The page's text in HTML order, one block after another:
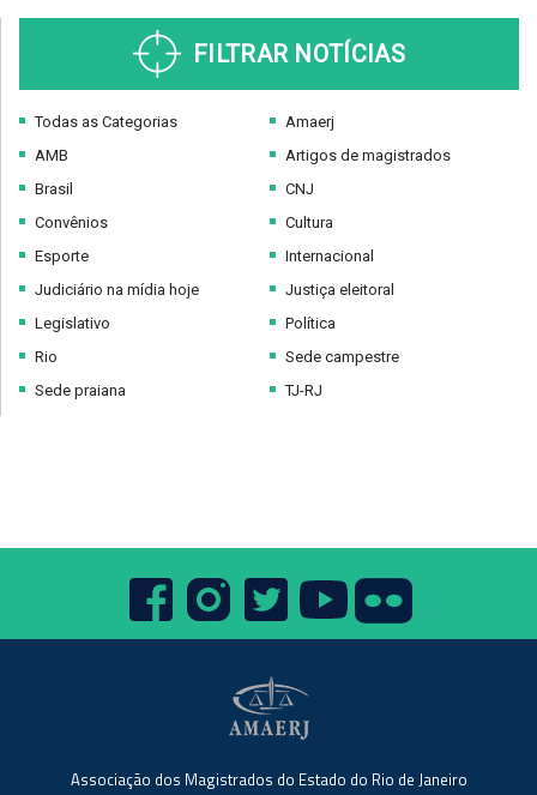
FILTRAR NOTÍCIAS
Todas as Categorias
AMB
Brasil
Convênios
Esporte
Judiciário na mídia hoje
Legislativo
Rio
Sede praiana
Amaerj
Artigos de magistrados
CNJ
Cultura
Internacional
Justiça eleitoral
Política
Sede campestre
TJ-RJ
Associação dos Magistrados do Estado do Rio de Janeiro